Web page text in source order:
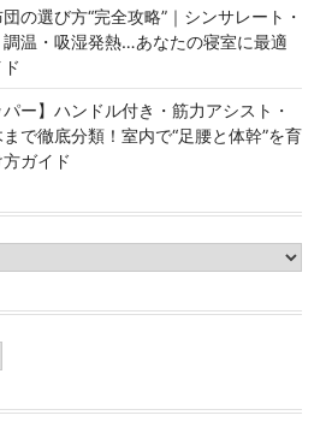
団の選び方“完全攻略”｜シンサレート・
温・吸湿発熱…あなたの寝室に最適
パー】ハンドル付き・筋力アシスト・
で徹底分類！室内で“足腰と体幹”を育
ガイド